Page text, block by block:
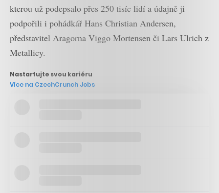
kterou už podepsalo přes 250 tisíc lidí a údajně ji
podpořili i pohádkář Hans Christian Andersen,
představitel Aragorna Viggo Mortensen či Lars Ulrich z
Metallicy.
Nastartujte svou kariéru
Více na CzechCrunch Jobs